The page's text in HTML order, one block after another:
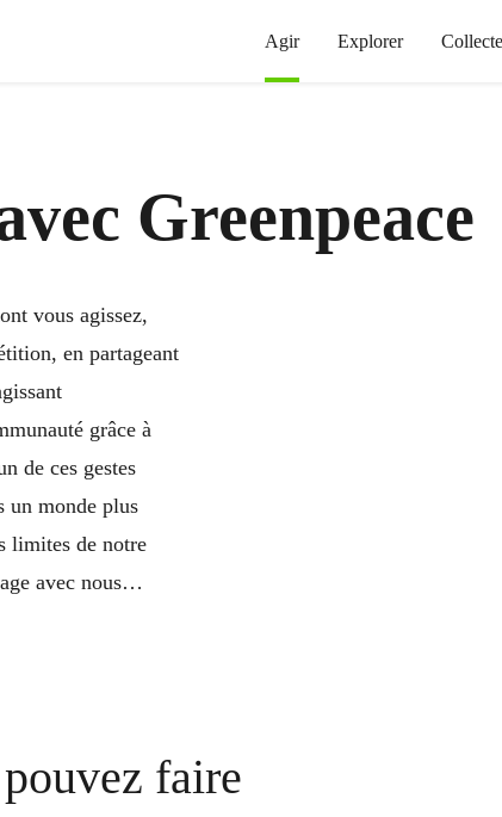
Agir Explorer
Greenpeace
vous agissez,
en partageant
grâce à
de ces gestes
un monde plus
limites de notre
avec nous
faire